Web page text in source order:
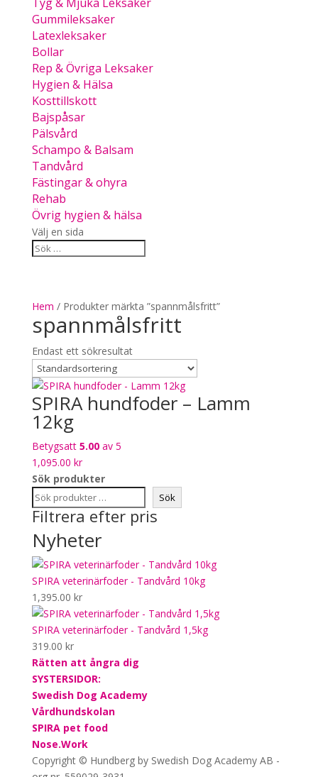
Gummileksaker
Latexleksaker
Bollar
Rep & Övriga Leksaker
Hygien & Hälsa
Kosttillskott
Bajspåsar
Pälsvård
Schampo & Balsam
Tandvård
Fästingar & ohyra
Rehab
Övrig hygien & hälsa
Välj en sida
Hem / Produkter märkta ”spannmålsfritt”
spannmålsfritt
Endast ett sökresultat
SPIRA hundfoder – Lamm
12kg
Betygsatt 5.00av 5
1,095.00 kr
Sök produkter
Sök
Filtrera efter pris
Nyheter
SPIRA veterinärfoder - Tandvård 10kg
1,395.00 kr
SPIRA veterinärfoder - Tandvård 1,5kg
319.00 kr
Rätten att ångra dig
SYSTERSIDOR:
Swedish Dog Academy
Vårdhundskolan
SPIRA pet food
Nose.Work
Copyright © Hundberg by Swedish Dog Academy AB -